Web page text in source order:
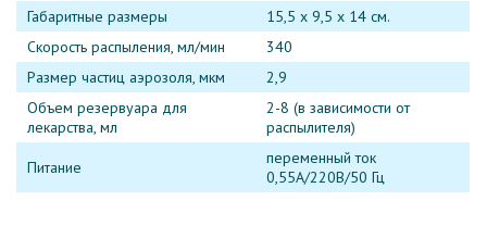
Габаритные размеры
15,5 х 9,5 х 14 см.
Скорость распыления, мл/мин
340
Размер частиц аэрозоля, мкм
2,9
Объем резервуара для
лекарства, мл
2-8 (в зависимости от
распылителя)
Питание
переменный ток
0,55А/220В/50 Гц